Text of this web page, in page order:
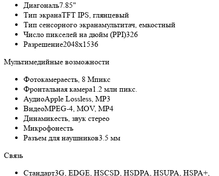
Диагональ7.85"
Тип экранаTFT IPS, глянцевый
Тип сенсорного экранамультитач, емкостный
Число пикселей на дюйм (PPI)326
Разрешение2048x1536
Мультимедийные возможности
Фотокамераесть, 8 Мпикс
Фронтальная камера1.2 млн пикс.
АудиоApple Lossless, MP3
ВидеоMPEG-4, MOV, MP4
Динамикесть, звук стерео
Микрофонесть
Разъем для наушников3.5 мм
Связь
Стандарт3G, EDGE, HSCSD, HSDPA, HSUPA, HSPA+,